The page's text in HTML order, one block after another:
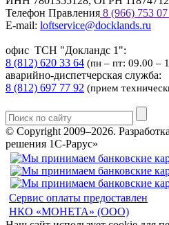
Телефон Правления 8 (966) 753 07
E-mail: loftservice@docklands.ru
офис ТСН "Докландс 1":
8 (812) 620 33 64 (пн – пт: 09.00 –
аварийно-диспетчерская служба:
8 (812) 697 77 92 (прием
© Copyright 2009–2026.
решения 1С-Рарус»
Сервис оплаты предоставлен
НКО «МОНЕТА» (ООО)